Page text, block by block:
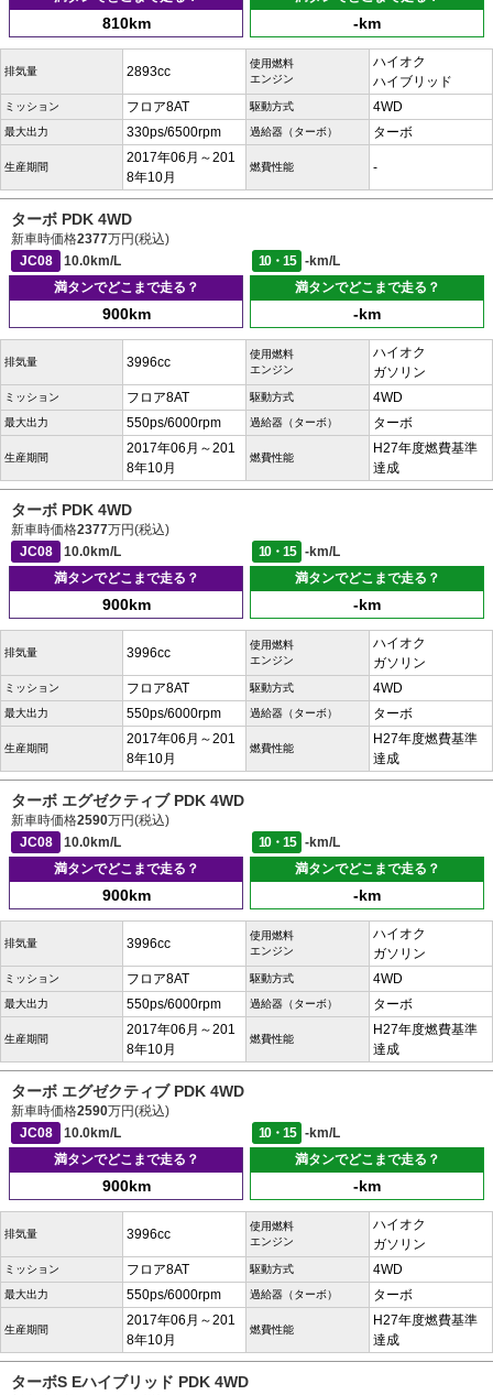
810km -km
排気量 2893cc
使用燃料
エンジン
ハイオク
ハイブリッド
ミッション フロア8AT 駆動方式 4WD
最大出力 330ps/6500rpm 過給器（ターボ） ターボ
生産期間
2017年06月～201
8年10月
燃費性能 -
ターボ PDK 4WD
新車時価格2377万円(税込)
JC08
10.0km/L 10・15
-km/L
満タンでどこまで走る？
900km
満タンでどこまで走る？
-km
排気量 3996cc
使用燃料
エンジン
ハイオク
ガソリン
ミッション フロア8AT 駆動方式 4WD
最大出力 550ps/6000rpm 過給器（ターボ） ターボ
生産期間
2017年06月～201
8年10月
燃費性能
H27年度燃費基準
達成
ターボ PDK 4WD
新車時価格2377万円(税込)
JC08
10.0km/L 10・15
-km/L
満タンでどこまで走る？
900km
満タンでどこまで走る？
-km
排気量 3996cc
使用燃料
エンジン
ハイオク
ガソリン
ミッション フロア8AT 駆動方式 4WD
最大出力 550ps/6000rpm 過給器（ターボ） ターボ
生産期間
2017年06月～201
8年10月
燃費性能
H27年度燃費基準
達成
ターボ エグゼクティブ PDK 4WD
新車時価格2590万円(税込)
JC08
10.0km/L 10・15
-km/L
満タンでどこまで走る？
900km
満タンでどこまで走る？
-km
排気量 3996cc
使用燃料
エンジン
ハイオク
ガソリン
ミッション フロア8AT 駆動方式 4WD
最大出力 550ps/6000rpm 過給器（ターボ） ターボ
生産期間
2017年06月～201
8年10月
燃費性能
H27年度燃費基準
達成
ターボ エグゼクティブ PDK 4WD
新車時価格2590万円(税込)
JC08
10.0km/L 10・15
-km/L
満タンでどこまで走る？
900km
満タンでどこまで走る？
-km
排気量 3996cc
使用燃料
エンジン
ハイオク
ガソリン
ミッション フロア8AT 駆動方式 4WD
最大出力 550ps/6000rpm 過給器（ターボ） ターボ
生産期間
2017年06月～201
8年10月
燃費性能
H27年度燃費基準
達成
ターボS Eハイブリッド PDK 4WD